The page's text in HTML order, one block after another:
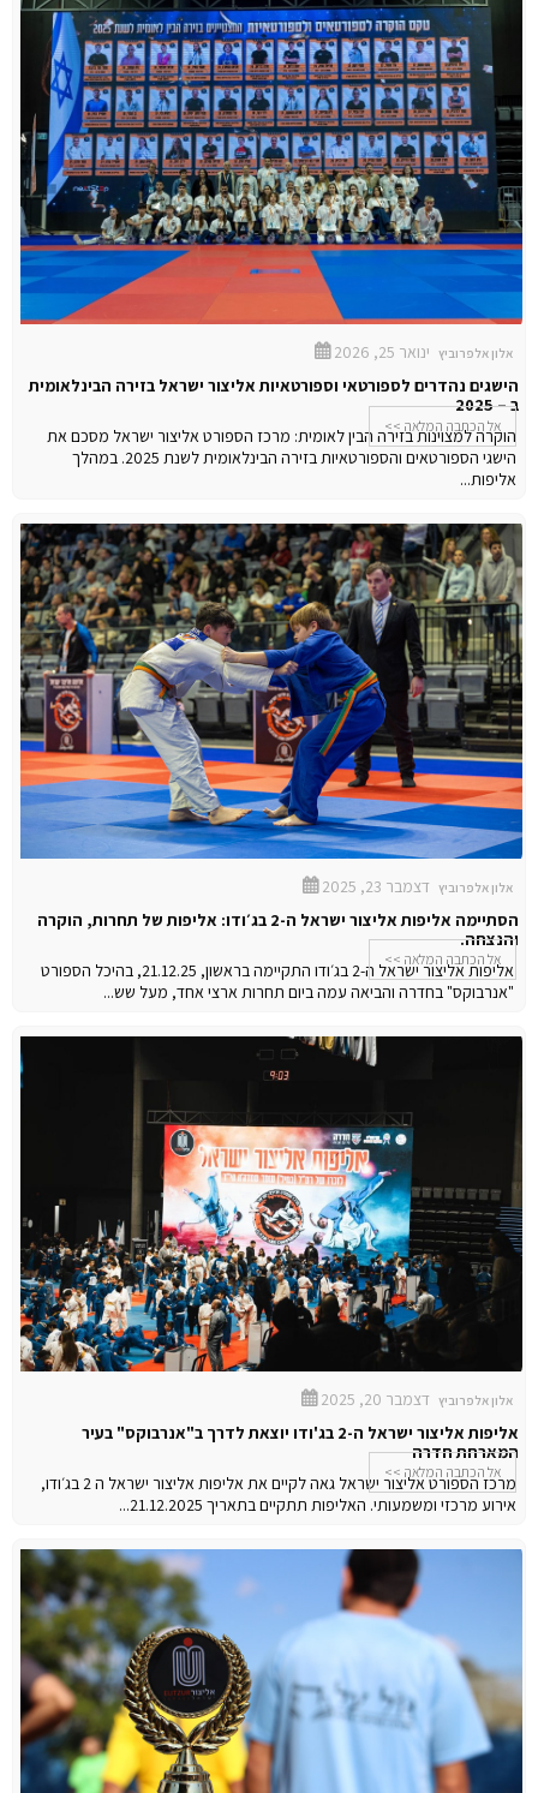
אלון אלפרוביץ ינואר 25, 2026
הישגים נהדרים לספורטאי וספורטאיות אליצור ישראל בזירה הבינלאומית
ב – 2025
הוקרה למצוינות בזירה הבין לאומית: מרכז הספורט אליצור ישראל מסכם את
הישגי הספורטאים והספורטאיות בזירה הבינלאומית לשנת 2025.
במהלך
אליפות...
אל הכתבה המלאה >>
אלון אלפרוביץ דצמבר 23, 2025
הסתיימה אליפות אליצור ישראל ה-2 בג׳ודו: אליפות של תחרות, הוקרה
והנצחה.
אליפות אליצור ישראל ה-2 בג׳ודו התקיימה בראשון, 21.12.25, בהיכל הספורט
"אנרבוקס" בחדרה והביאה עמה ביום תחרות ארצי אחד, מעל שש...
אל הכתבה המלאה >>
אלון אלפרוביץ דצמבר 20, 2025
אליפות אליצור ישראל ה-2 בג'ודו יוצאת לדרך ב"אנרבוקס" בעיר
המארחת חדרה
מרכז הספורט אליצור ישראל גאה לקיים את אליפות אליצור ישראל ה 2 בג׳ודו,
אירוע מרכזי ומשמעותי. האליפות תתקיים בתאריך 21.12.2025...
אל הכתבה המלאה >>